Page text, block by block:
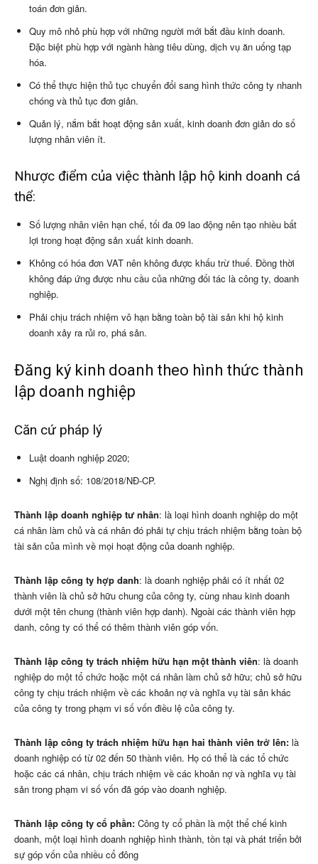
toán đơn giản.
Quy mô nhỏ phù hợp với những người mới bắt đầu kinh doanh.
Đặc biệt phù hợp với ngành hàng tiêu dùng, dịch vụ ăn uống tạp
hóa.
Có thể thực hiện thủ tục chuyển đổi sang hình thức công ty nhanh
chóng và thủ tục đơn giản.
Quản lý, nắm bắt hoạt động sản xuất, kinh doanh đơn giản do số
lượng nhân viên ít.
Nhược điểm của việc thành lập hộ kinh doanh cá
thể:
Số lượng nhân viên hạn chế, tối đa 09 lao động nên tạo nhiều bất
lợi trong hoạt động sản xuất kinh doanh.
Không có hóa đơn VAT nên không được khấu trừ thuế. Đồng thời
không đáp ứng được nhu cầu của những đối tác là công ty, doanh
nghiệp.
Phải chịu trách nhiệm vô hạn bằng toàn bộ tài sản khi hộ kinh
doanh xảy ra rủi ro, phá sản.
Đăng ký kinh doanh theo hình thức thành
lập doanh nghiệp
Căn cứ pháp lý
Luật doanh nghiệp 2020;
Nghị định số: 108/2018/NĐ-CP.
Thành lập doanh nghiệp tư nhân: là loại hình doanh nghiệp do một
cá nhân làm chủ và cá nhân đó phải tự chịu trách nhiệm bằng toàn bộ
tài sản của mình về mọi hoạt động của doanh nghiệp.
Thành lập công ty hợp danh: là doanh nghiệp phải có ít nhất 02
thành viên là chủ sở hữu chung của công ty, cùng nhau kinh doanh
dưới một tên chung (thành viên hợp danh). Ngoài các thành viên hợp
danh, công ty có thể có thêm thành viên góp vốn.
Thành lập công ty trách nhiệm hữu hạn một thành viên: là doanh
nghiệp do một tổ chức hoặc một cá nhân làm chủ sở hữu; chủ sở hữu
công ty chịu trách nhiệm về các khoản nợ và nghĩa vụ tài sản khác
của công ty trong phạm vi số vốn điều lệ của công ty.
Thành lập công ty trách nhiệm hữu hạn hai thành viên trở lên: là
doanh nghiệp có từ 02 đến 50 thành viên. Họ có thể là các tổ chức
hoặc các cá nhân, chịu trách nhiệm về các khoản nợ và nghĩa vụ tài
sản trong phạm vi số vốn đã góp vào doanh nghiệp.
Thành lập công ty cổ phần: Công ty cổ phần là một thể chế kinh
doanh, một loại hình doanh nghiệp hình thành, tồn tại và phát triển bởi
sự góp vốn của nhiều cổ đông